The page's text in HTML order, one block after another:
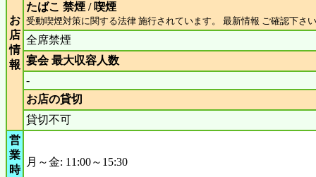
お
店
情
報
たばこ 禁煙 / 喫煙
受動喫煙対策に関する法律 施行されています。 最新情報 ご確認下さ
全席禁煙
宴会 最大収容人数
-
お店の貸切
貸切不可
営
業
時
月～金: 11:00～15:30